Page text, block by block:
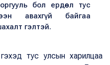
бол ердөө л тус
авахгүй байгаа
гэлтэй.
тус улсын харилцаа